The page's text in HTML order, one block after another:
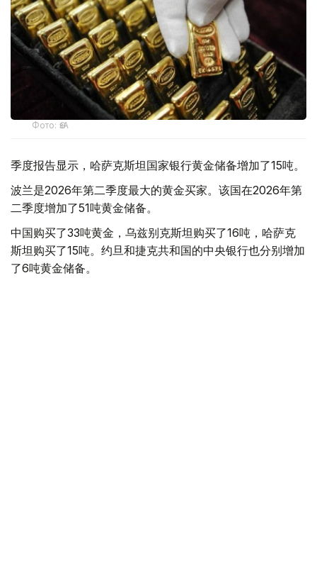
Фото: ӨзА
季度报告显示，哈萨克斯坦国家银行黄金储备增加了15吨。
波兰是2026年第二季度最大的黄金买家。该国在2026年第
二季度增加了51吨黄金储备。
中国购买了33吨黄金，乌兹别克斯坦购买了16吨，哈萨克
斯坦购买了15吨。约旦和捷克共和国的中央银行也分别增加
了6吨黄金储备。